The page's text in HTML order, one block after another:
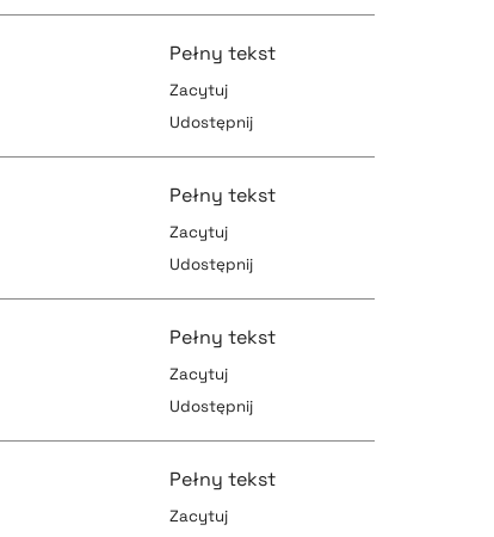
pobierz cytat
pobierz cytat
Pełny tekst
Zacytuj
Udostępnij
pobierz cytat
Pełny tekst
Zacytuj
Udostępnij
pobierz cytat
Pełny tekst
Zacytuj
Udostępnij
Pełny tekst
Zacytuj